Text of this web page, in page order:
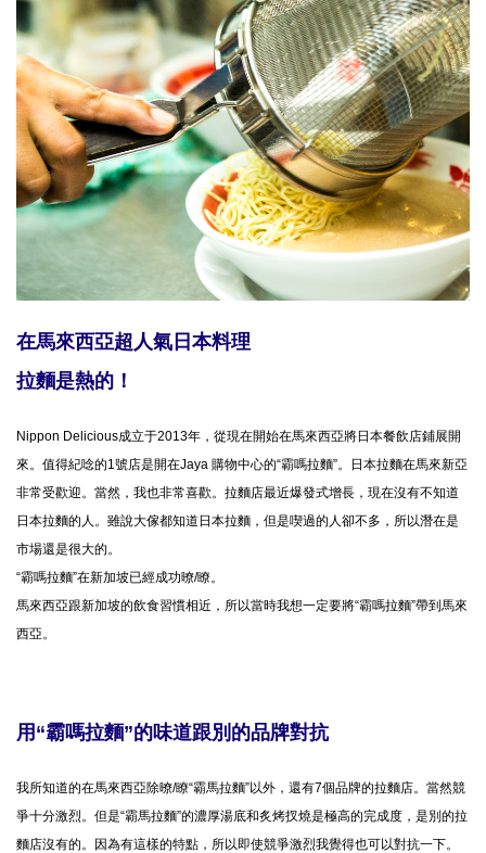
在馬來西亞超人氣日本料理
拉麵是熱的！
Nippon Delicious成立于2013年，從現在開始在馬來西亞將日本餐飲店鋪展開
來。值得紀唸的1號店是開在Jaya 購物中心的“霸嗎拉麵”。日本拉麵在馬來新亞
非常受歡迎。當然，我也非常喜歡。拉麵店最近爆發式增長，現在沒有不知道
日本拉麵的人。雖說大傢都知道日本拉麵，但是喫過的人卻不多，所以潛在是
市場還是很大的。
“霸嗎拉麵”在新加坡已經成功暸/瞭。
馬來西亞跟新加坡的飲食習慣相近，所以當時我想一定要將“霸嗎拉麵”帶到馬來
西亞。
用“霸嗎拉麵”的味道跟別的品牌對抗
我所知道的在馬來西亞除暸/瞭“霸馬拉麵”以外，還有7個品牌的拉麵店。當然競
爭十分激烈。但是“霸馬拉麵”的濃厚湯底和炙烤扠燒是極高的完成度，是別的拉
麵店沒有的。因為有這樣的特點，所以即使競爭激烈我覺得也可以對抗一下。